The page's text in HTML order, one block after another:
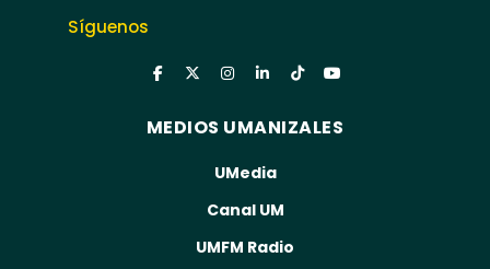
Síguenos
MEDIOS UMANIZALES
UMedia
Canal UM
UMFM Radio